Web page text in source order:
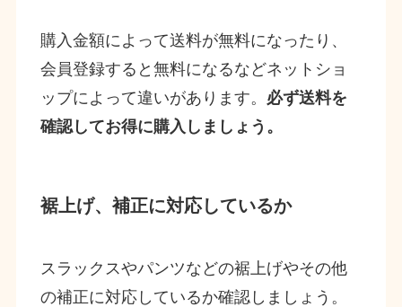
購入金額によって送料が無料になったり、
会員登録すると無料になるなどネットショ
ップによって違いがあります。 必ず送料を
確認してお得に購入しましょう。
裾上げ、補正に対応しているか
スラックスやパンツなどの裾上げやその他
の補正に対応しているか確認しましょう。